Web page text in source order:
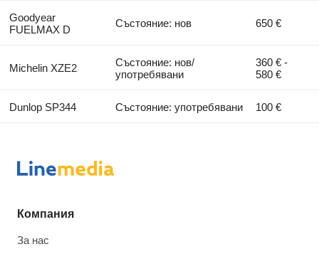
Goodyear
FUELMAX D
Състояние: нов 650 €
Michelin XZE2
Състояние: нов/
употребявани
360 € -
580 €
Dunlop SP344 Състояние: употребявани 100 €
Компания
За нас